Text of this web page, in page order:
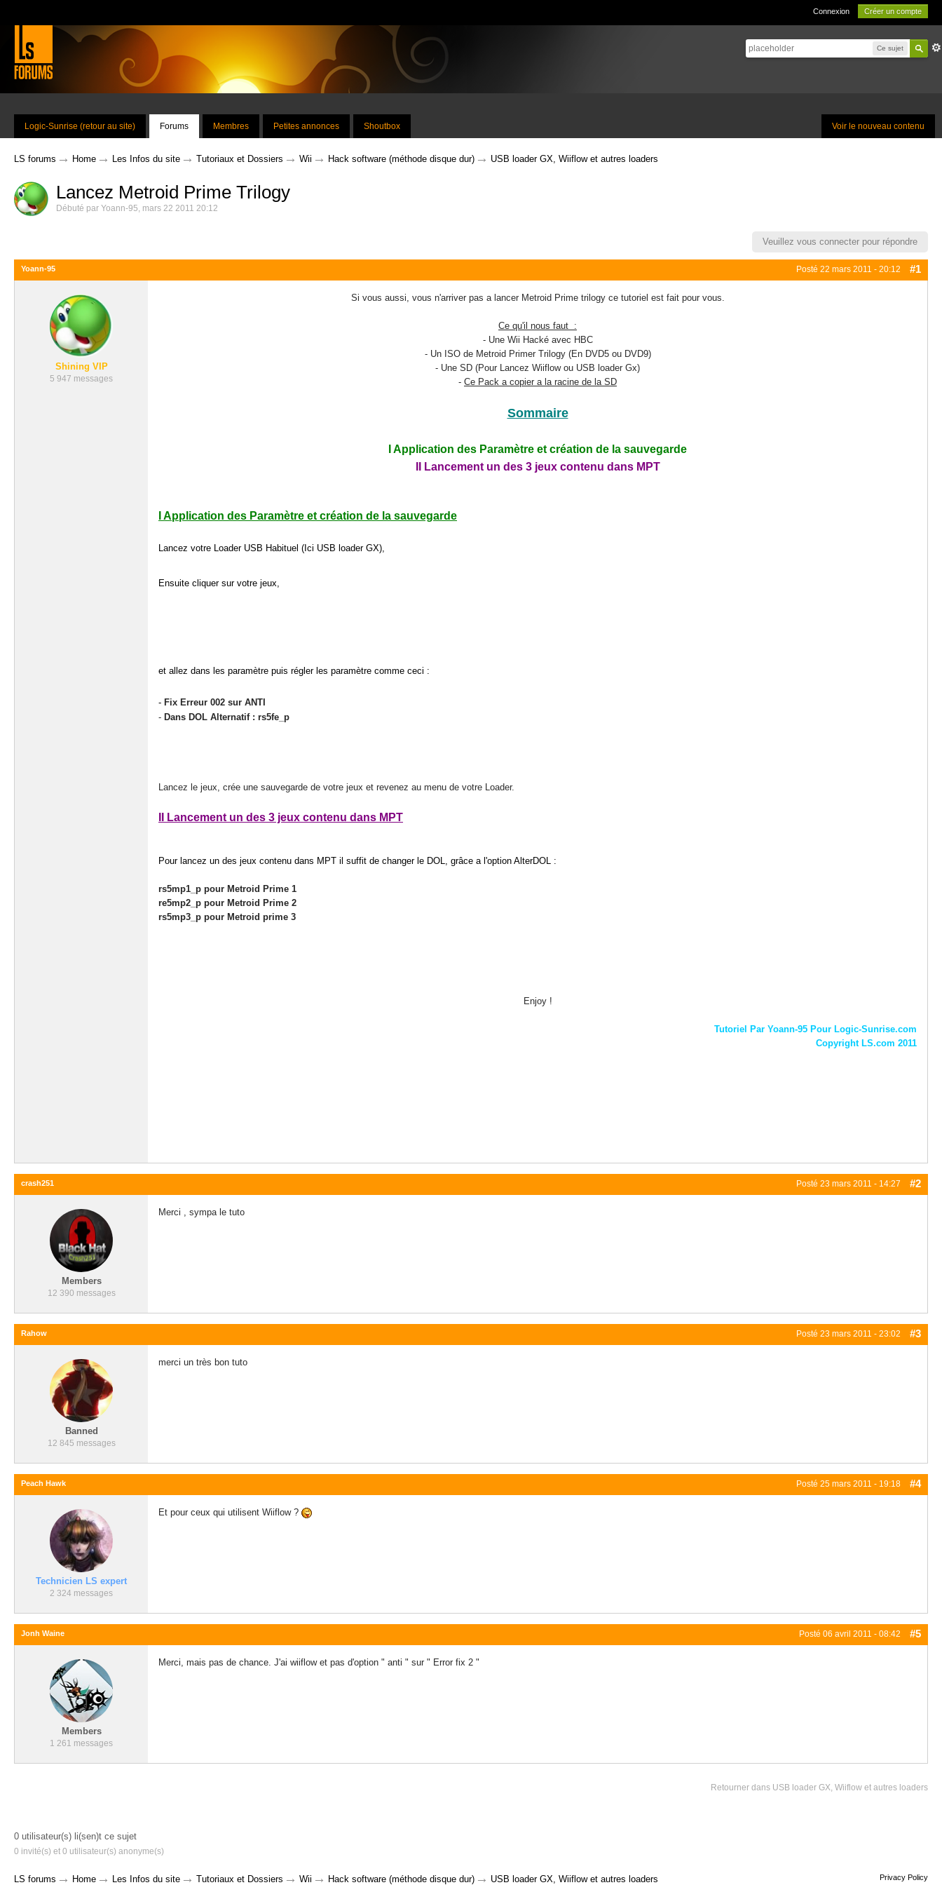
Connexion Créer un compte
Ce sujet
Voir le nouveau contenu
Logic-Sunrise (retour au site) Forums Membres Petites annonces Shoutbox
LS forums → Home → Les Infos du site → Tutoriaux et Dossiers → Wii → Hack software (méthode disque dur) → USB loader GX, Wiiflow et autres loaders
Lancez Metroid Prime Trilogy
Débuté par Yoann-95, mars 22 2011 20:12
Veuillez vous connecter pour répondre
Posté 22 mars 2011 - 20:12 #1
Yoann-95
Shining VIP
5 947 messages
Si vous aussi, vous n'arriver pas a lancer Metroid Prime trilogy ce tutoriel est fait pour vous.
Ce qu'il nous faut :
- Une Wii Hacké avec HBC
- Un ISO de Metroid Primer Trilogy (En DVD5 ou DVD9)
- Une SD (Pour Lancez Wiiflow ou USB loader Gx)
- Ce Pack a copier a la racine de la SD
Sommaire
I Application des Paramètre et création de la sauvegarde
II Lancement un des 3 jeux contenu dans MPT
I Application des Paramètre et création de la sauvegarde
Lancez votre Loader USB Habituel (Ici USB loader GX),
Ensuite cliquer sur votre jeux,
et allez dans les paramètre puis régler les paramètre comme ceci :
- Fix Erreur 002 sur ANTI
- Dans DOL Alternatif : rs5fe_p
Lancez le jeux, crée une sauvegarde de votre jeux et revenez au menu de votre Loader.
II Lancement un des 3 jeux contenu dans MPT
Pour lancez un des jeux contenu dans MPT il suffit de changer le DOL, grâce a l'option AlterDOL :
rs5mp1_p pour Metroid Prime 1
re5mp2_p pour Metroid Prime 2
rs5mp3_p pour Metroid prime 3
Enjoy !
Tutoriel Par Yoann-95 Pour Logic-Sunrise.com
Copyright LS.com 2011
Posté 23 mars 2011 - 14:27 #2
crash251
Members
12 390 messages
Merci , sympa le tuto
Posté 23 mars 2011 - 23:02 #3
Rahow
Banned
12 845 messages
merci un très bon tuto
Posté 25 mars 2011 - 19:18 #4
Peach Hawk
Technicien LS expert
2 324 messages
Et pour ceux qui utilisent Wiiflow ?
Posté 06 avril 2011 - 08:42 #5
Jonh Waine
Members
1 261 messages
Merci, mais pas de chance. J'ai wiiflow et pas d'option " anti " sur " Error fix 2 "
Retourner dans USB loader GX, Wiiflow et autres loaders
0 utilisateur(s) li(sen)t ce sujet
0 invité(s) et 0 utilisateur(s) anonyme(s)
LS forums → Home → Les Infos du site → Tutoriaux et Dossiers → Wii → Hack software (méthode disque dur) → USB loader GX, Wiiflow et autres loaders Privacy Policy